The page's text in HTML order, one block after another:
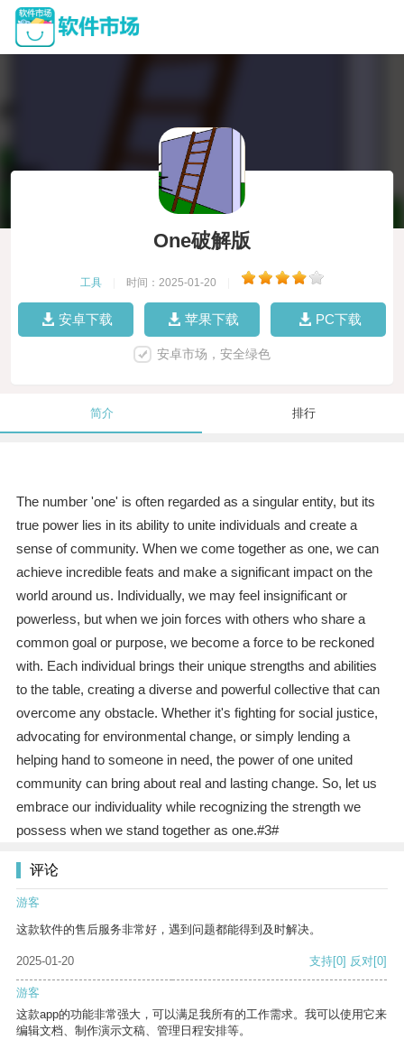
One破解版
工具 时间：2025-01-20
安卓下载 苹果下载 PC下载
安卓市场，安全绿色
简介 排行
The number 'one' is often regarded as a singular entity, but its
true power lies in its ability to unite individuals and create a
sense of community. When we come together as one, we can
achieve incredible feats and make a significant impact on the
world around us. Individually, we may feel insignificant or
powerless, but when we join forces with others who share a
common goal or purpose, we become a force to be reckoned
with. Each individual brings their unique strengths and abilities
to the table, creating a diverse and powerful collective that can
overcome any obstacle. Whether it's fighting for social justice,
advocating for environmental change, or simply lending a
helping hand to someone in need, the power of one united
community can bring about real and lasting change. So, let us
embrace our individuality while recognizing the strength we
possess when we stand together as one.#3#
评论
游客
这款软件的售后服务非常好，遇到问题都能得到及时解决。
2025-01-20 支持[0] 反对[0]
游客
这款app的功能非常强大，可以满足我所有的工作需求。我可以使用它来
编辑文档、制作演示文稿、管理日程安排等。